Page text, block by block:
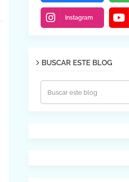
Instagram
BUSCAR ESTE BLOG